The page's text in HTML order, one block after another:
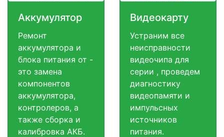
Аккумулятор
Ремонт
аккумулятора и
блока питания от -
это замена
компонентов
аккумулятора,
контролеров, а
также сборка и
калибровка АКБ.
Видеокарту
Устраним все
неисправности
видеочипа для
серии , проведем
диагностику
видеопамяти и
импульсных
источников
питания.